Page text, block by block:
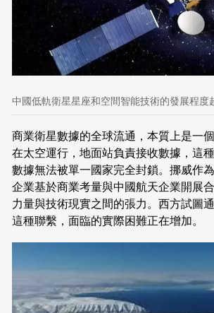
中國低軌衛星星座和空間智能技術的發展程度
商業衛星數據的全球流通，本質上是一
在太空運行，地面站負責接收數據，這
數據無法被單一國家完全封鎖。挪威作
企業基於商業考量與中國航天企業開展
力量與技術現實之間的張力。西方試圖
這種聯繫，面臨的實際困難正在增加。